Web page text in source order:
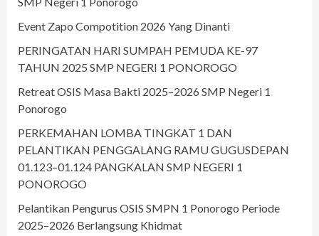
Event Zapo Compotition 2026 Yang Dinanti
PERINGATAN HARI SUMPAH PEMUDA KE-97
TAHUN 2025 SMP NEGERI 1 PONOROGO
Retreat OSIS Masa Bakti 2025–2026 SMP Negeri 1
Ponorogo
PERKEMAHAN LOMBA TINGKAT 1 DAN
PELANTIKAN PENGGALANG RAMU GUGUSDEPAN
01.123–01.124 PANGKALAN SMP NEGERI 1
PONOROGO
Pelantikan Pengurus OSIS SMPN 1 Ponorogo Periode
2025–2026 Berlangsung Khidmat